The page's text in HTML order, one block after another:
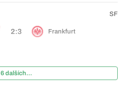
2:3 Frankfurt
SF
6 dalších...